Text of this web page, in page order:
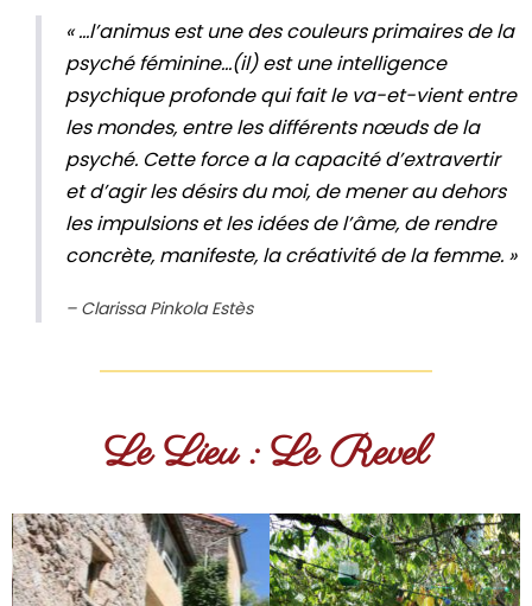
« …l’animus est une des couleurs primaires de la
psyché féminine…(il) est une intelligence
psychique profonde qui fait le va-et-vient entre
les mondes, entre les différents nœuds de la
psyché. Cette force a la capacité d’extravertir
et d’agir les désirs du moi, de mener au dehors
les impulsions et les idées de l’âme, de rendre
concrète, manifeste, la créativité de la femme. »
– Clarissa Pinkola Estès
Le Lieu : Le Revel